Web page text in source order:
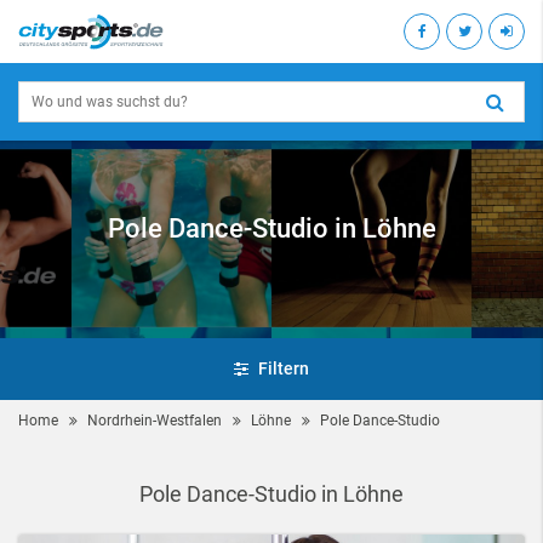
Pole Dance-Studio in Löhne
Filtern
Home Nordrhein-Westfalen Löhne Pole Dance-Studio
Pole Dance-Studio in Löhne